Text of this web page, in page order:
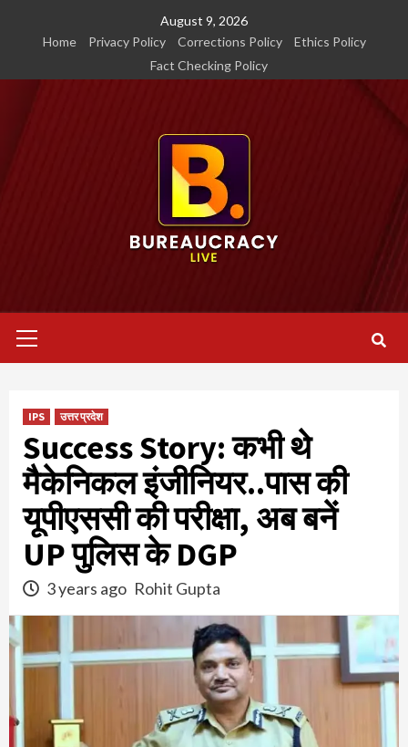
August 9, 2026
Home
Privacy Policy Corrections Policy
Ethics Policy
Fact Checking Policy
Menu
IPS उत्तर प्रदेश
Success Story: कभी थे
मैकेनिकल इंजीनियर..पास की
यूपीएससी की परीक्षा, अब बनें
UP पुलिस के DGP
3 years ago Rohit Gupta